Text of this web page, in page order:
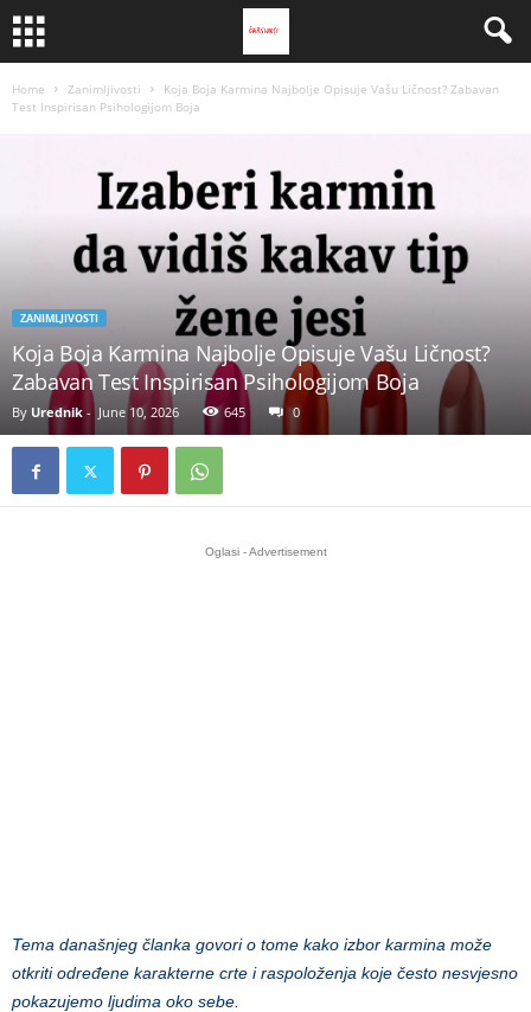
Home Zanimljivosti
Koja Boja Karmina Najbolje Opisuje Vašu Ličnost? Zabavan
Test Inspirisan Psihologijom Boja
ZANIMLJIVOSTI
Koja Boja Karmina Najbolje Opisuje Vašu Ličnost?
Zabavan Test Inspirisan Psihologijom Boja
By Urednik - June 10, 2026 645 0
Oglasi - Advertisement
Tema današnjeg članka govori o tome kako izbor karmina može
otkriti određene karakterne crte i raspoloženja koje često nesvjesno
pokazujemo ljudima oko sebe.